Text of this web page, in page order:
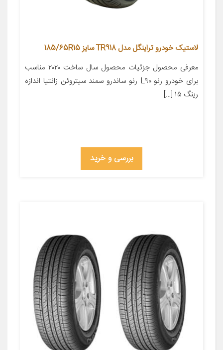
لاستیک خودرو تراینگل مدل TR918 سایز 185/65R15
معرفی محصول جزئیات محصول سال ساخت ۲۰۲۰ مناسب
برای خودرو رنو L۹۰ رنو ساندرو سمند سیتروئن زانتیا اندازه
رینگ ۱۵ […]
بررسی و خرید